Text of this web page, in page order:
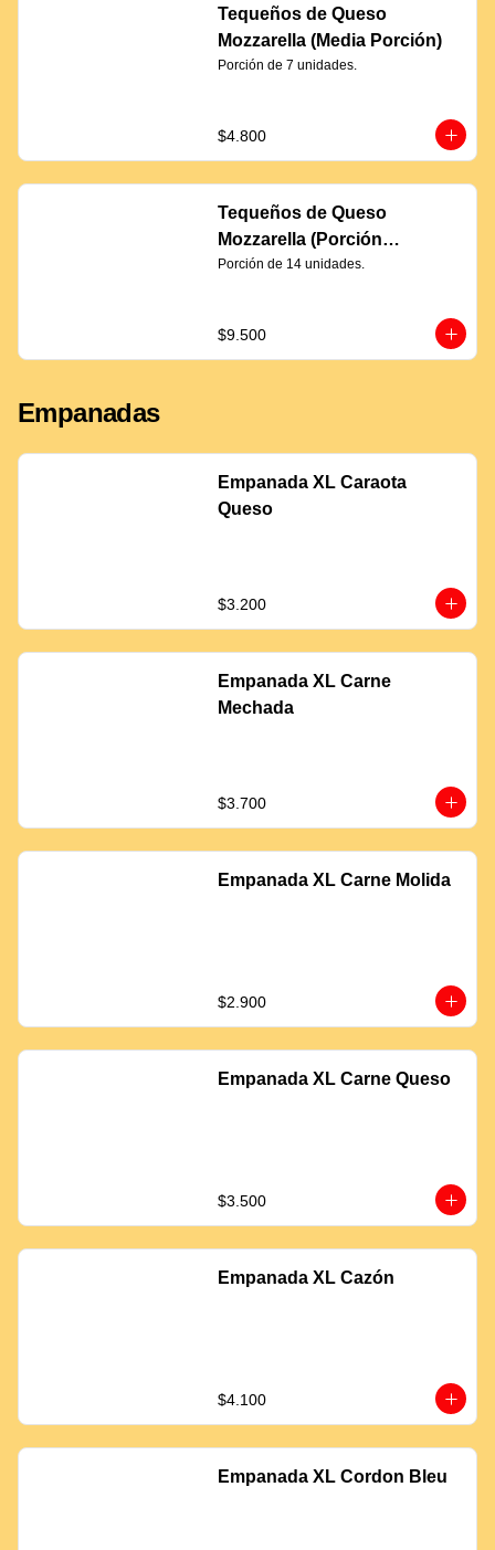
Tequeños de Queso
Mozzarella (Media Porción)
Porción de 7 unidades.
$4.800
Tequeños de Queso
Mozzarella (Porción
Completa)
Porción de 14 unidades.
$9.500
Empanadas
Empanada XL Caraota
Queso
$3.200
Empanada XL Carne
Mechada
$3.700
Empanada XL Carne Molida
$2.900
Empanada XL Carne Queso
$3.500
Empanada XL Cazón
$4.100
Empanada XL Cordon Bleu